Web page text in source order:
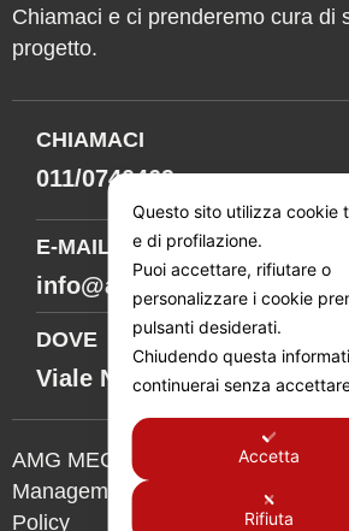
Chiamaci e ci prenderemo cura di
progetto.
CHIAMACI
011/0740469
E-MAIL
info@amgmechanics.it
DOVE
Viale Nobel, 51/53 -
AMG MECHANICS S.R.L. - P. IVA
Management System Policy
Policy
Questo sito utilizza cookie
e di profilazione.
Puoi accettare, rifiutare o
personalizzare i cookie
pulsanti desiderati.
Chiudendo questa
continuerai senza
Accetta
Rifiuta